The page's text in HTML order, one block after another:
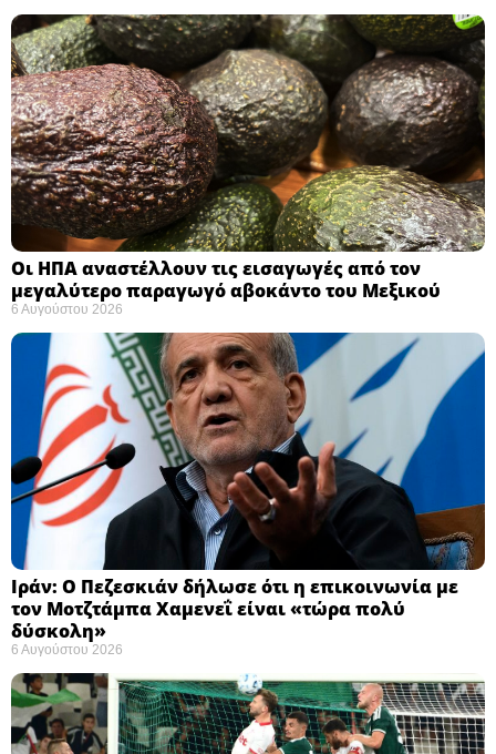
Οι ΗΠΑ αναστέλλουν τις εισαγωγές από τον
μεγαλύτερο παραγωγό αβοκάντο του Μεξικού ​
6 Αυγούστου 2026
Ιράν: Ο Πεζεσκιάν δήλωσε ότι η επικοινωνία με
τον Μοτζτάμπα Χαμενεΐ είναι «τώρα πολύ
δύσκολη» ​
6 Αυγούστου 2026